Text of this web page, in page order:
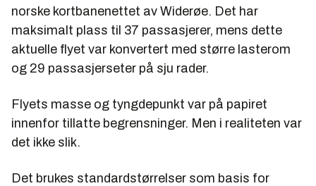
norske kortbanenettet av Widerøe. Det har
maksimalt plass til 37 passasjerer, mens dette
aktuelle flyet var konvertert med større lasterom
og 29 passasjerseter på sju rader.
Flyets masse og tyngdepunkt var på papiret
innenfor tillatte begrensninger. Men i realiteten var
det ikke slik.
Det brukes standardstørrelser som basis for